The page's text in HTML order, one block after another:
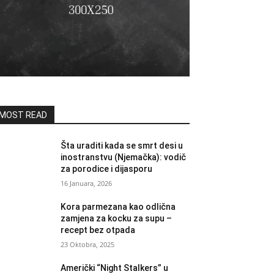
READ
Šta uraditi kada se smrt desi u
inostranstvu (Njemačka): vodič
za porodice i dijasporu
16 Januara, 2026
Kora parmezana kao odlična
zamjena za kocku za supu –
recept bez otpada
23 Oktobra, 2025
Američki “Night Stalkers” u